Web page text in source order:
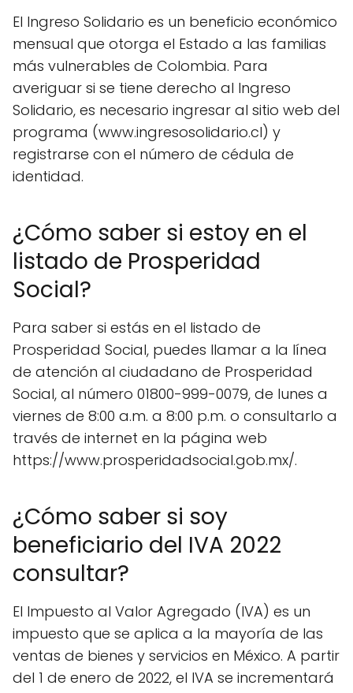
El Ingreso Solidario es un beneficio económico
mensual que otorga el Estado a las familias
más vulnerables de Colombia. Para
averiguar si se tiene derecho al Ingreso
Solidario, es necesario ingresar al sitio web del
programa (www.ingresosolidario.cl) y
registrarse con el número de cédula de
identidad.
¿Cómo saber si estoy en el
listado de Prosperidad
Social?
Para saber si estás en el listado de
Prosperidad Social, puedes llamar a la línea
de atención al ciudadano de Prosperidad
Social, al número 01800-999-0079, de lunes a
viernes de 8:00 a.m. a 8:00 p.m. o consultarlo a
través de internet en la página web
https://www.prosperidadsocial.gob.mx/.
¿Cómo saber si soy
beneficiario del IVA 2022
consultar?
El Impuesto al Valor Agregado (IVA) es un
impuesto que se aplica a la mayoría de las
ventas de bienes y servicios en México. A partir
del 1 de enero de 2022, el IVA se incrementará